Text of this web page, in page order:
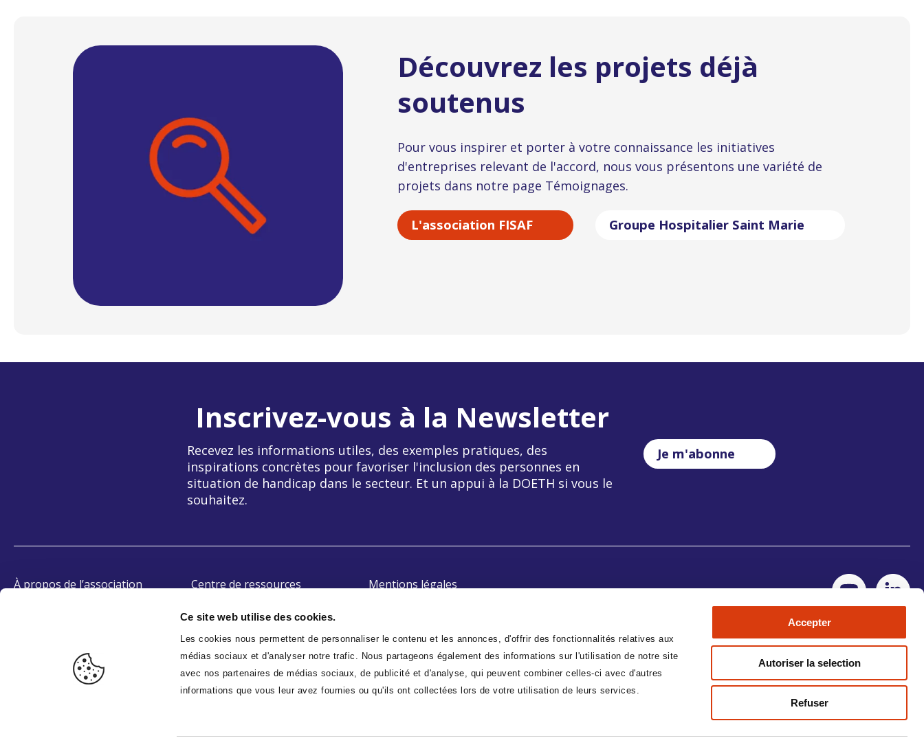
Ce site web utilise des cookies.
Les cookies nous permettent de personnaliser le contenu et les annonces, d'offrir des fonctionnalités relatives aux
médias sociaux et d'analyser notre trafic. Nous partageons également des informations sur l'utilisation de notre site
avec nos partenaires de médias sociaux, de publicité et d'analyse, qui peuvent combiner celles-ci avec d'autres
informations que vous leur avez fournies ou qu'ils ont collectées lors de votre utilisation de leurs services.
Accepter
Autoriser la selection
Refuser
Découvrez les projets déjà
soutenus
Pour vous inspirer et porter à votre connaissance les initiatives
d'entreprises relevant de l'accord, nous vous présentons une variété de
projets dans notre page Témoignages.
L'association FISAF Groupe Hospitalier Saint Marie
Inscrivez-vous à la Newsletter
Recevez les informations utiles, des exemples pratiques, des
inspirations concrètes pour favoriser l'inclusion des personnes en
situation de handicap dans le secteur. Et un appui à la DOETH si vous le
souhaitez.
Je m'abonne
À propos de l’association
Centre de ressources
Accessibilité
Mentions légales
Website Carbon No Result